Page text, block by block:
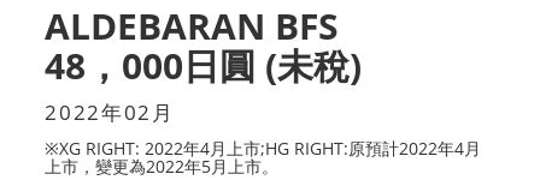
ALDEBARAN BFS
48，000日圓 (未稅)
2022年02月
※XG RIGHT: 2022年4月上市;HG RIGHT:原預計2022年4月
上市，變更為2022年5月上市。